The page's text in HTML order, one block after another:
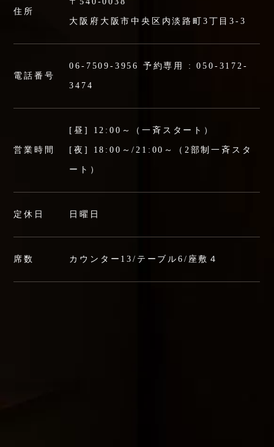
住所
大阪府大阪市中央区内淡路町3丁目3-3
電話番号
06-7509-3956 予約専用 :050-3172-
3474
営業時間
[昼] 12:00～（一斉スタート）
[夜] 18:00～/21:00～（2部制一斉スタ
ート）
定休日 日曜日
席数 カウンター13/テーブル6/座敷４